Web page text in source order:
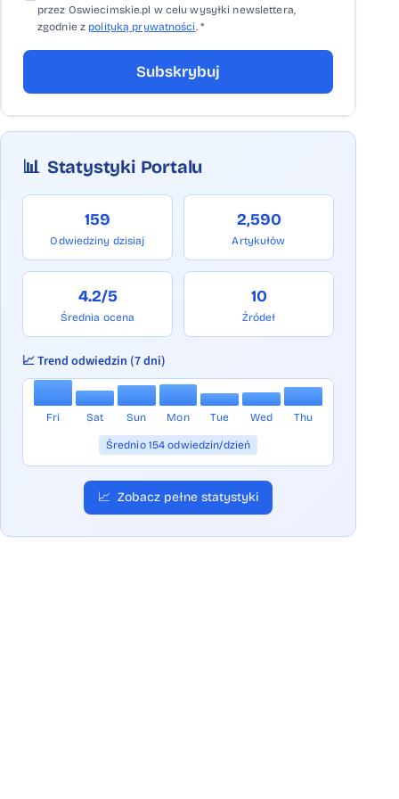
przez Oswiecimskie.pl w celu wysyłki newslettera,
zgodnie z polityką prywatności. *
Subskrybuj
📊 Statystyki Portalu
159
Odwiedziny dzisiaj
2,590
Artykułów
4.2/5
Średnia ocena
10
Źródeł
📈 Trend odwiedzin (7 dni)
Fri Sat Sun Mon Tue Wed Thu
Średnio 154 odwiedzin/dzień
📈 Zobacz pełne statystyki